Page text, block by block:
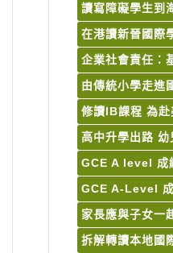
讀寫障礙學生到
在港讀新晉國際
企業社會責任：
由傳統小學走進
修讀IB課程 為
高中升學出路 幼
GCE A level 成
GCE A-Level
家長應與子女一
拆解轉讀本地國